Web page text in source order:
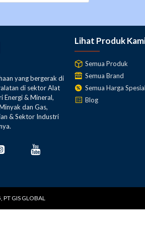
alat yang digunakan untuk mengukur
mengukur. Prinsip kerja termometer
dan disajikan sebagai suhu.
cepat, jauh letaknya, sangat panas,
atau test, dll.). Produk pengukur suhu
yang lebih komplek dan kamera
kualitas pada proses manufaktur.
yang bergerak di
di sektor Alat
Energi & Mineral,
dan Gas,
& Sektor Industri
Lihat Produk
Semua Produk
Semua Brand
Semua Harga Spesial
Blog
GIS GLOBAL